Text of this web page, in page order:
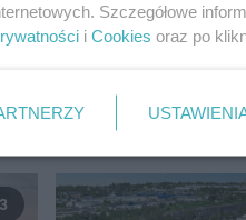
LUBLIN
Szczegółowe
i Cookies oraz po